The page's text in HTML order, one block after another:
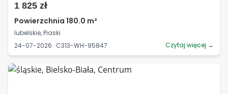
1 825 zł
Powierzchnia 180.0 m²
lubelskie, Piaski
24-07-2026 · C313-WH-95847
Czytaj więcej →